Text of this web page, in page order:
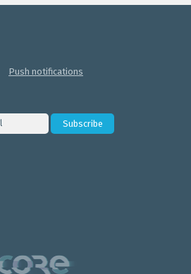
Push notifications